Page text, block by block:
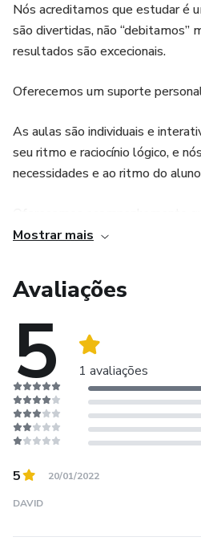
Nós acreditamos que estudar é
são divertidas, não “debitamos”
resultados são excecionais.
Oferecemos um suporte
As aulas são individuais e
seu ritmo e raciocínio lógico, e
necessidades e ao ritmo do
de casa” e o aluno pode
Fique no conforto do seu lar.
O ambiente é virtual e é cada
dos estudantes, a comodidade
flexibiliza a agenda dos alunos e
Mostrar mais
Avaliações
5 1 avaliações
5 20/01/2022
DAVID